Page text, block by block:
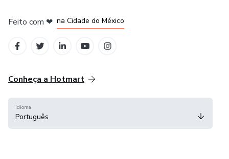
Feito com ❤ na Cidade do México
Conheça a Hotmart
Idioma
Português